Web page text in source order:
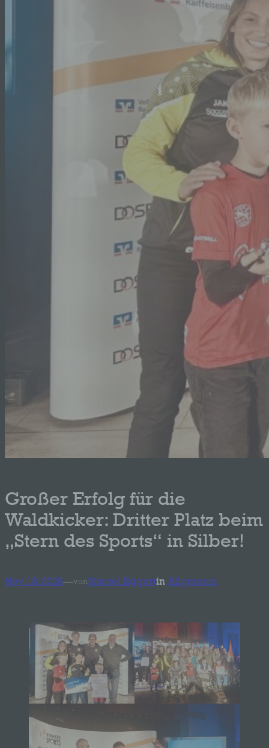
Großer Erfolg für die
Waldkicker: Dritter Platz beim
„Stern des Sports“ in Silber!
Nov. 18, 2025—vonMarcel Eggertin Allgemein